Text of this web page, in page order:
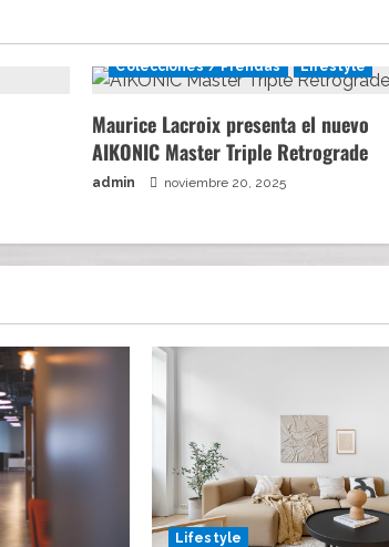
Colecciones / Prendas Lifestyle
Maurice Lacroix presenta el nuevo
AIKONIC Master Triple Retrograde
admin noviembre 20, 2025
Lifestyle